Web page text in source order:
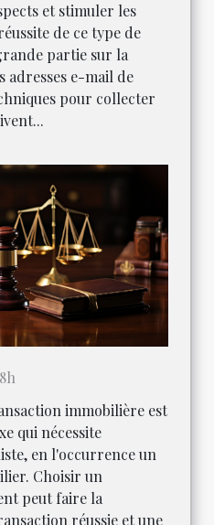
et stimuler les
de ce type de
partie sur la
adresses e-mail de
pour collecter
immobilière est
qui nécessite
en l'occurrence un
Choisir un
peut faire la
réussie et une